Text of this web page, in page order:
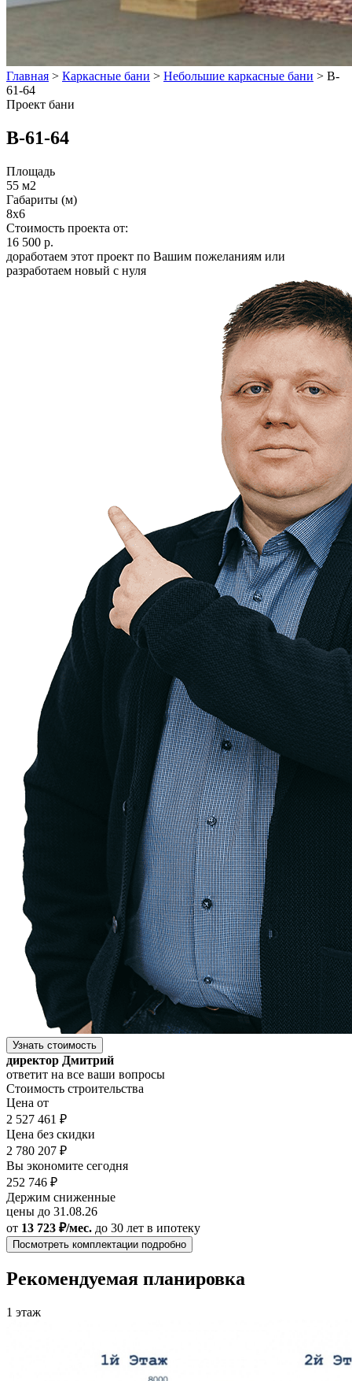
Главная > Каркасные бани > Небольшие каркасные бани > B-
61-64
Проект бани
B-61-64
Площадь
55 м2
Габариты (м)
8x6
Стоимость проекта от:
16 500 р.
доработаем этот проект по Вашим пожеланиям или
разработаем новый с нуля
Узнать стоимость
директор Дмитрий
ответит на все ваши вопросы
Стоимость строительства
Цена от
2 527 461 ₽
Цена без скидки
2 780 207 ₽
Вы экономите сегодня
252 746 ₽
Держим сниженные
цены до 31.08.26
от 13 723 ₽/мес. до 30 лет в ипотеку
Посмотреть комплектации подробно
Рекомендуемая планировка
1 этаж